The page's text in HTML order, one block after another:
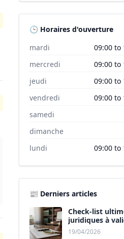
🕒 Horaires d'ouverture
mardi
09:00 to
mercredi
09:00 to
jeudi
09:00 to
vendredi
09:00 to
samedi
dimanche
lundi
09:00 to
📰 Derniers articles
Check-list
juridiques à
le devis.
19/04/2026